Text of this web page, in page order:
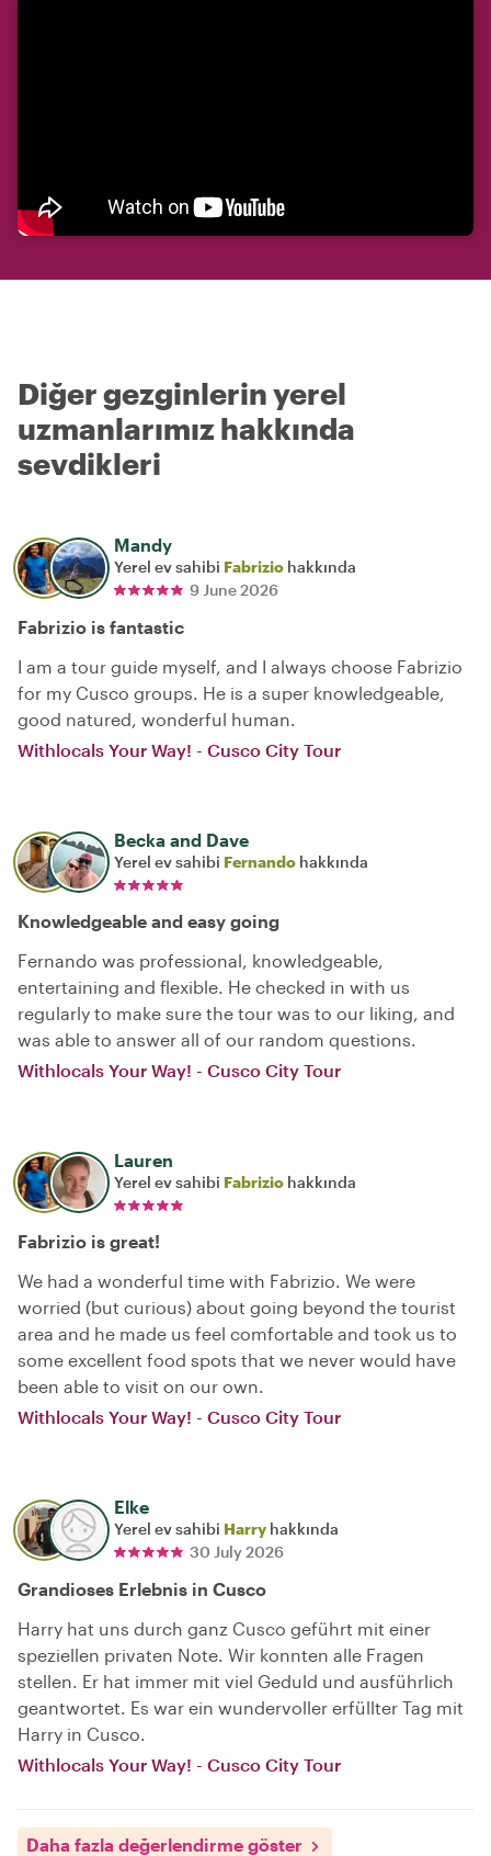
Diğer gezginlerin yerel
uzmanlarımız hakkında
sevdikleri
Mandy
Yerel ev sahibi Fabrizio hakkında
9 June 2026
Fabrizio is fantastic
I am a tour guide myself, and I always choose Fabrizio
for my Cusco groups. He is a super knowledgeable,
good natured, wonderful human.
Withlocals Your Way! - Cusco City Tour
Becka and Dave
Yerel ev sahibi Fernando hakkında
Knowledgeable and easy going
Fernando was professional, knowledgeable,
entertaining and flexible. He checked in with us
regularly to make sure the tour was to our liking, and
was able to answer all of our random questions.
Withlocals Your Way! - Cusco City Tour
Lauren
Yerel ev sahibi Fabrizio hakkında
Fabrizio is great!
We had a wonderful time with Fabrizio. We were
worried (but curious) about going beyond the tourist
area and he made us feel comfortable and took us to
some excellent food spots that we never would have
been able to visit on our own.
Withlocals Your Way! - Cusco City Tour
Elke
Yerel ev sahibi Harry hakkında
30 July 2026
Grandioses Erlebnis in Cusco
Harry hat uns durch ganz Cusco geführt mit einer
speziellen privaten Note. Wir konnten alle Fragen
stellen. Er hat immer mit viel Geduld und ausführlich
geantwortet. Es war ein wundervoller erfüllter Tag mit
Harry in Cusco.
Withlocals Your Way! - Cusco City Tour
Daha fazla değerlendirme göster